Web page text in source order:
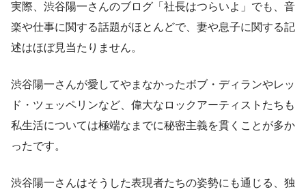
実際、渋谷陽一さんのブログ「社長はつらいよ」でも、音
楽や仕事に関する話題がほとんどで、妻や息子に関する記
述はほぼ見当たりません。
渋谷陽一さんが愛してやまなかったボブ・ディランやレッ
ド・ツェッペリンなど、偉大なロックアーティストたちも
私生活については極端なまでに秘密主義を貫くことが多か
ったです。
渋谷陽一さんはそうした表現者たちの姿勢にも通じる、独